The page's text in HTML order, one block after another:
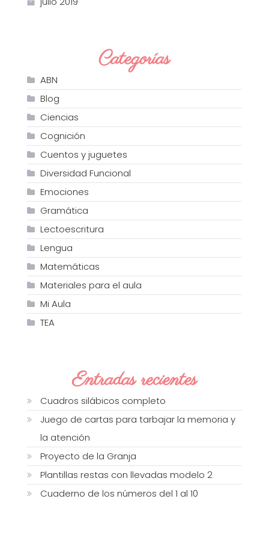
Categorías
ABN
Blog
Ciencias
Cognición
Cuentos y juguetes
Diversidad Funcional
Emociones
Gramática
Lectoescritura
Lengua
Matemáticas
Materiales para el aula
Mi Aula
TEA
Entradas recientes
Cuadros silábicos completo
Juego de cartas para tarbajar la memoria y
la atención
Proyecto de la Granja
Plantillas restas con llevadas modelo 2
Cuaderno de los números del 1 al 10